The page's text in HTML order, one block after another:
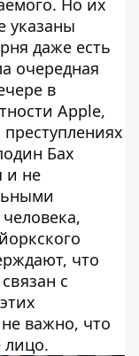
Но их
указаны
даже есть
очередная
в
Apple,
Бах
и не
что
с
важно, что
лицо.